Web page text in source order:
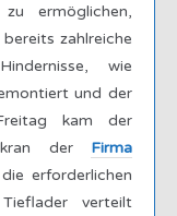
ermöglichen,
zahlreiche
wie
und der
kam der
der Firma
erforderlichen
verteilt